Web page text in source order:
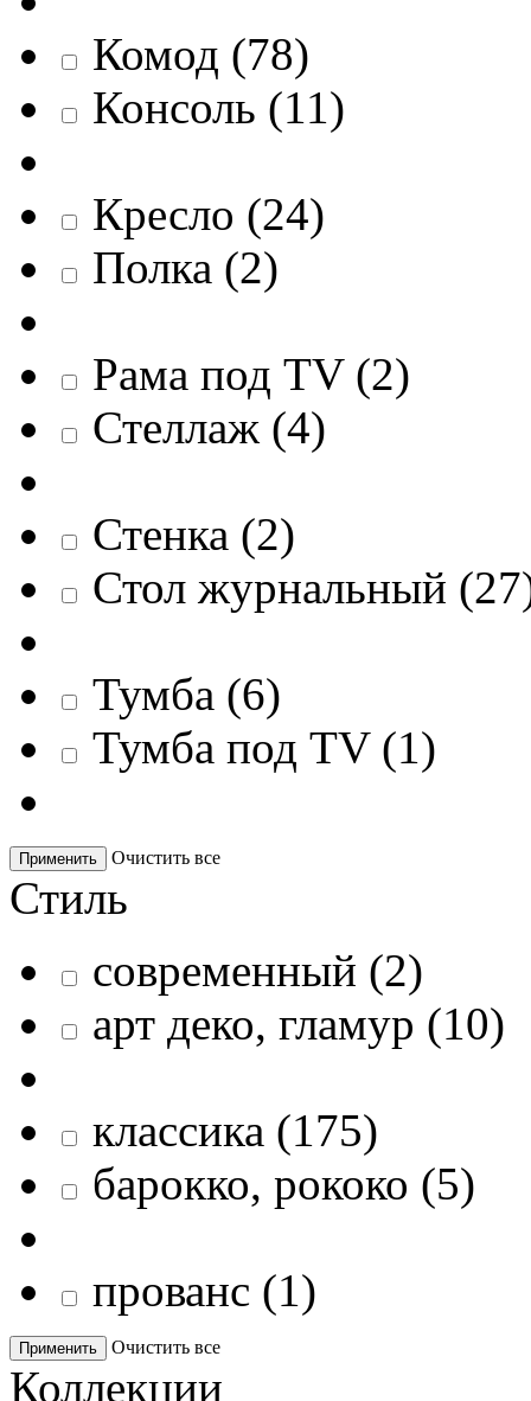
Комод (78)
Консоль (11)
Кресло (24)
Полка (2)
Рама под TV (2)
Стеллаж (4)
Стенка (2)
Стол журнальный (27
Тумба (6)
Тумба под TV (1)
Применить Очистить все
Стиль
современный (2)
арт деко, гламур (10)
классика (175)
барокко, рококо (5)
прованс (1)
Применить Очистить все
Коллекции